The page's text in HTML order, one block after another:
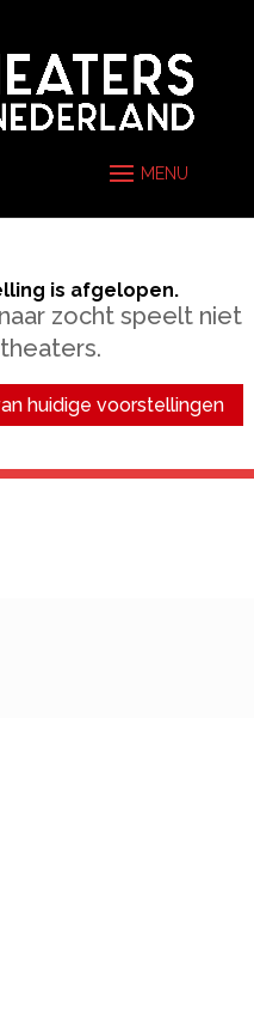
is afgelopen.
zocht speelt niet
huidige voorstellingen